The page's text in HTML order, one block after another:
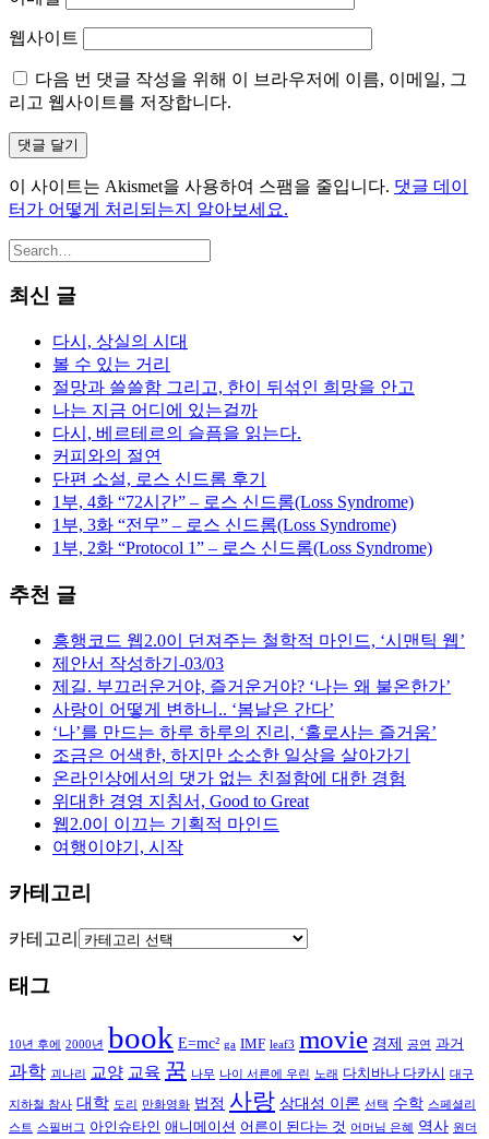
웹사이트
다음 번 댓글 작성을 위해 이 브라우저에 이름, 이메일, 그
리고 웹사이트를 저장합니다.
이 사이트는 Akismet을 사용하여 스팸을 줄입니다. 댓글 데이
터가 어떻게 처리되는지 알아보세요.
최신 글
다시, 상실의 시대
볼 수 있는 거리
절망과 쓸쓸함 그리고, 한이 뒤섞인 희망을 안고
나는 지금 어디에 있는걸까
다시, 베르테르의 슬픔을 읽는다.
커피와의 절연
단편 소설, 로스 신드롬 후기
1부, 4화 “72시간” – 로스 신드롬(Loss Syndrome)
1부, 3화 “전무” – 로스 신드롬(Loss Syndrome)
1부, 2화 “Protocol 1” – 로스 신드롬(Loss Syndrome)
추천 글
흥행코드 웹2.0이 던져주는 철학적 마인드, ‘시맨틱 웹’
제안서 작성하기-03/03
제길. 부끄러운거야, 즐거운거야? ‘나는 왜 불온한가’
사랑이 어떻게 변하니.. ‘봄날은 간다’
‘나’를 만드는 하루 하루의 진리, ‘홀로사는 즐거움’
조금은 어색한, 하지만 소소한 일상을 살아가기
온라인상에서의 댓가 없는 친절함에 대한 경험
위대한 경영 지침서, Good to Great
웹2.0이 이끄는 기획적 마인드
여행이야기, 시작
카테고리
카테고리
태그
10년 후에 2000년 book E=mc² ga IMF leaf3 movie 경제 공연 과거
과학 괴나리 교양 교육 꿈 나무 나이 서른에 우린 노래 다치바나 다카시 대구
지하철 참사 대학 도리 만화영화 법정 사랑 상대성 이론 선택 수학 스페셜리
스트 스필버그 아인슈타인 애니메이션 어른이 된다는 것 어머님 은혜 역사 원더